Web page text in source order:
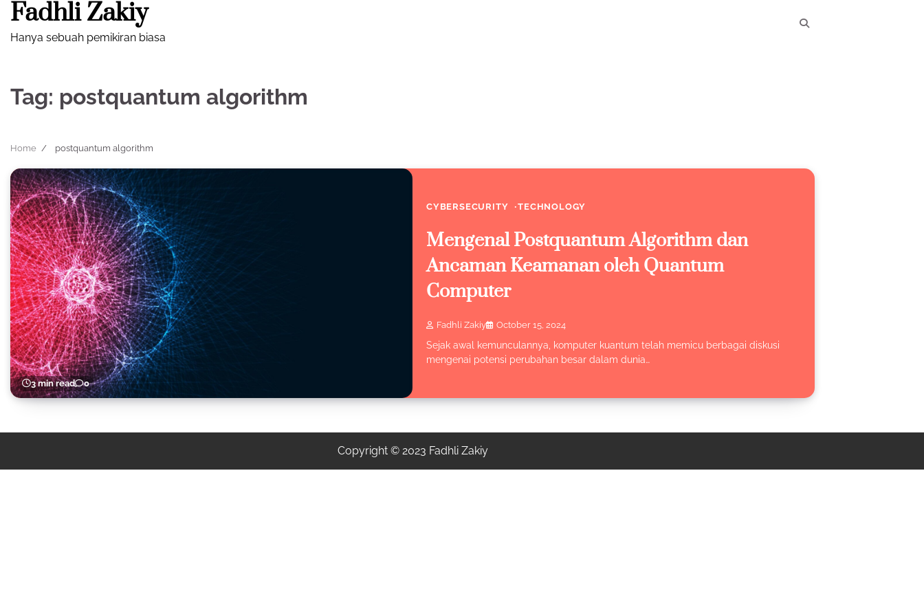
Skip
content
Fadhli Zakiy
Hanya sebuah pemikiran biasa
Tag: postquantum algorithm
Home postquantum algorithm
3 min read 0
CYBERSECURITY TECHNOLOGY
Mengenal Postquantum Algorithm dan
Ancaman Keamanan oleh Quantum
Computer
Fadhli Zakiy October 15, 2024
Sejak awal kemunculannya, komputer kuantum telah memicu berbagai diskusi
mengenai potensi perubahan besar dalam dunia…